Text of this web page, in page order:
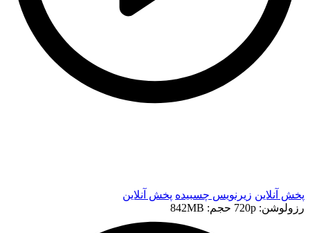
پخش آنلاین زیرنویس چسبیده پخش آنلاین
رزولوشن: 720p
حجم: 842MB